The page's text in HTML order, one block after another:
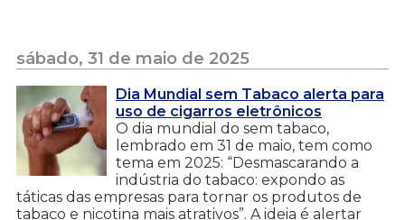
sábado, 31 de maio de 2025
Dia Mundial sem Tabaco alerta para
uso de cigarros eletrônicos
O dia mundial do sem tabaco,
lembrado em 31 de maio, tem como
tema em 2025: “Desmascarando a
indústria do tabaco: expondo as
táticas das empresas para tornar os produtos de
tabaco e nicotina mais atrativos”. A ideia é alertar